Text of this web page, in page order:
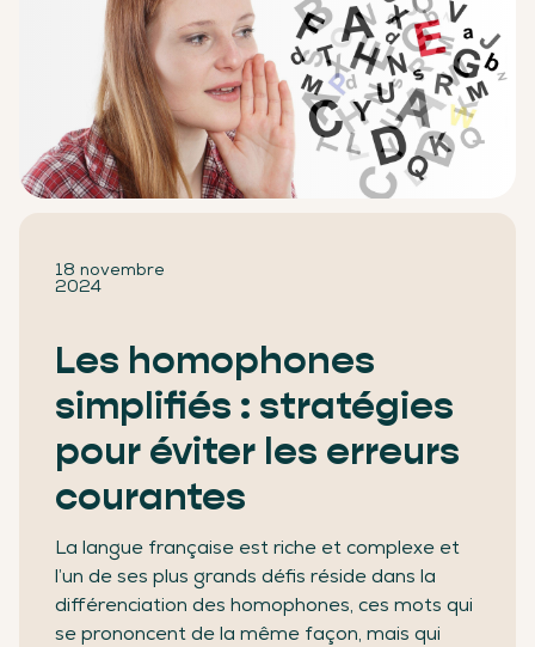
18 novembre
2024
Les homophones
simplifiés : stratégies
pour éviter les erreurs
courantes
La langue française est riche et complexe et
l’un de ses plus grands défis réside dans la
différenciation des homophones, ces mots qui
se prononcent de la même façon, mais qui